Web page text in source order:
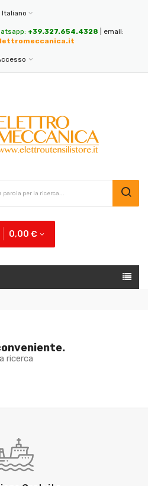
Italiano
+39.327.654.4328 | email:
0,00 €
ricerca